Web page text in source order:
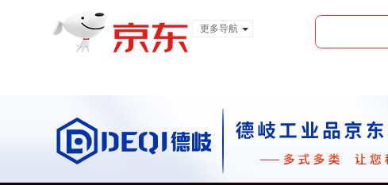
更多导航